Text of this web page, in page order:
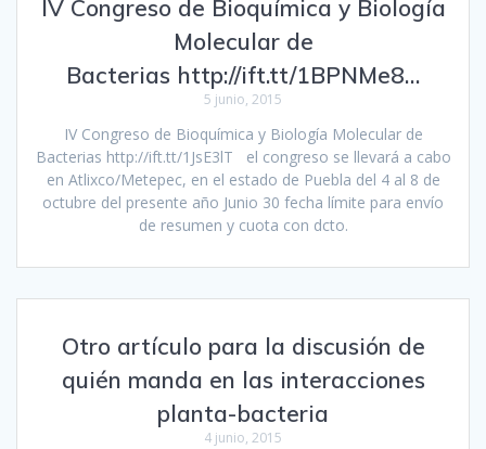
IV Congreso de Bioquímica y Biología
Molecular de
Bacterias http://ift.tt/1BPNMe8…
5 junio, 2015
IV Congreso de Bioquímica y Biología Molecular de
Bacterias http://ift.tt/1JsE3lT el congreso se llevará a cabo
en Atlixco/Metepec, en el estado de Puebla del 4 al 8 de
octubre del presente año Junio 30 fecha límite para envío
de resumen y cuota con dcto.
Otro artículo para la discusión de
quién manda en las interacciones
planta-bacteria
4 junio, 2015